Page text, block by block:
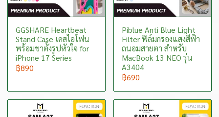
GGSHARE Heartbeat
Stand Case เคสไอโฟน
พร้อมขาตั้งรูปหัวใจ for
iPhone 17 Series
฿890
Piblue Anti Blue Light
Filter ฟิล์มกรองแสงสีฟ้า
ถนอมสายตา สำหรับ
MacBook 13 NEO รุ่น
A3404
฿690